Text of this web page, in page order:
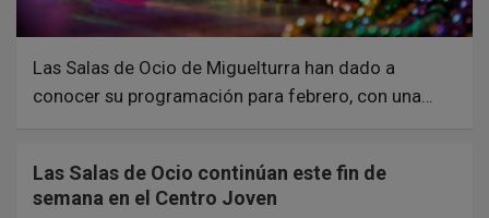
Las Salas de Ocio de Miguelturra han dado a
conocer su programación para febrero, con una…
Las Salas de Ocio continúan este fin de
semana en el Centro Joven